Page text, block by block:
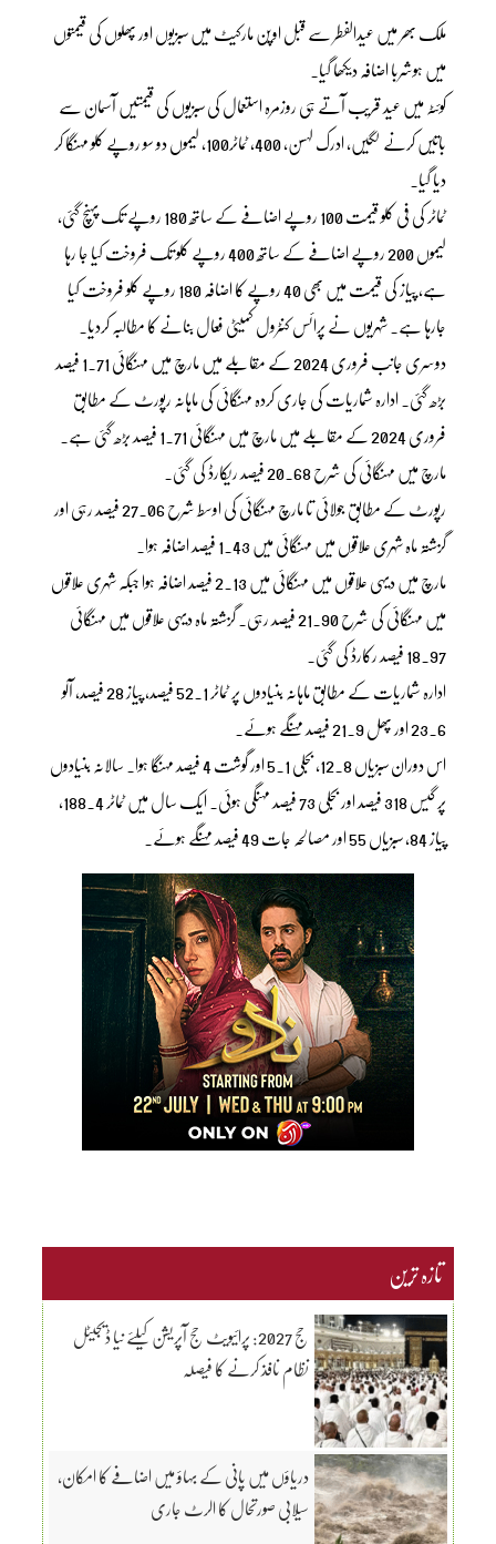
ملک بھر میں عیدالفطر سے قبل اوپن مارکیٹ میں سبزیوں اور پھلوں کی قیمتوں
میں ہوشربا اضافہ دیکھا گیا۔
کوئٹہ میں عید قریب آتے ہی روزمرہ استعمال کی سبزیوں کی قیمتیں آسمان سے
باتیں کرنے لگیں، ادرک لہسن، 400، ٹماٹر100، لیموں دو سو روپے کلو مہنگا کر
دیا گیا۔
ٹماٹر کی فی کلو قیمت 100 روپے اضافے کے ساتھ 180 روپے تک پہنچ گئی،
لیموں 200 روپے اضافے کے ساتھ 400 روپے کلو تک فروخت کیا جا رہا
ہے، پیاز کی قیمت میں بھی 40 روپے کا اضافہ 180 روپے کلو فروخت کیا
جارہا ہے۔ شہریوں نے پرائس کنٹرول کمیٹی فعال بنانے کا مطالبہ کردیا۔
دوسری جانب فروری 2024 کے مقابلے میں مارچ میں مہنگائی 1.71 فیصد
بڑھ گئی۔ ادارہ شماریات کی جاری کردہ مہنگائی کی ماہانہ رپورٹ کے مطابق
فروری 2024 کے مقابلے میں مارچ میں مہنگائی 1.71 فیصد بڑھ گئی ہے۔
مارچ میں مہنگائی کی شرح 20.68 فیصد ریکارڈ کی گئی۔
رپورٹ کے مطابق جولائی تا مارچ مہنگائی کی اوسط شرح 27.06 فیصد رہی اور
گزشتہ ماہ شہری علاقوں میں مہنگائی میں 1.43 فیصد اضافہ ہوا۔
مارچ میں دیہی علاقوں میں مہنگائی میں 2.13 فیصد اضافہ ہوا جبکہ شہری علاقوں
میں مہنگائی کی شرح 21.90 فیصد رہی۔ گزشتہ ماہ دیہی علاقوں میں مہنگائی
18.97 فیصد رکارڈ کی گئی۔
ادارہ شماریات کے مطابق ماہانہ بنیادوں پر ٹماٹر 52.1 فیصد، پیاز 28 فیصد، آلو
23.6 اور پھل 21.9 فیصد مہنگے ہوئے۔
اس دوران سبزیاں 12.8، بجلی 5.1 اور گوشت 4 فیصد مہنگا ہوا۔ سالانہ بنیادوں
پر گیس 318 فیصد اور بجلی 73 فیصد مہنگی ہوئی۔ ایک سال میں ٹماٹر 188.4،
پیاز 84، سبزیاں 55 اور مصالحہ جات 49 فیصد مہنگے ہوئے۔
تازہ ترین
حج 2027: پرائیویٹ حج آپریشن کیلئے نیا ڈیجیٹل
نظام نافذ کرنے کا فیصلہ
دریاؤں میں پانی کے بہاؤ میں اضافے کا امکان،
سیلابی صورتحال کا الرٹ جاری